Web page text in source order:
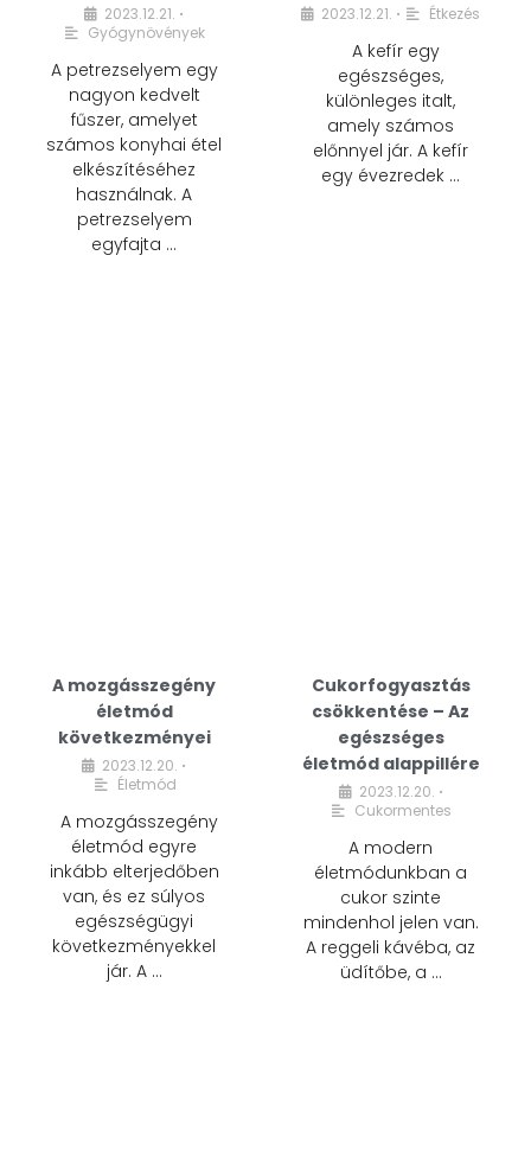
2023.12.21. •
Gyógynövények
A petrezselyem egy
nagyon kedvelt
fűszer, amelyet
számos konyhai étel
elkészítéséhez
használnak. A
petrezselyem
egyfajta …
2023.12.21. • Étkezés
A kefír egy
egészséges,
különleges italt,
amely számos
előnnyel jár. A kefír
egy évezredek …
A mozgásszegény
életmód
következményei
2023.12.20. •
Életmód
A mozgásszegény
életmód egyre
inkább elterjedőben
van, és ez súlyos
egészségügyi
következményekkel
jár. A …
Cukorfogyasztás
csökkentése – Az
egészséges
életmód alappillére
2023.12.20. •
Cukormentes
A modern
életmódunkban a
cukor szinte
mindenhol jelen van.
A reggeli kávéba, az
üdítőbe, a …